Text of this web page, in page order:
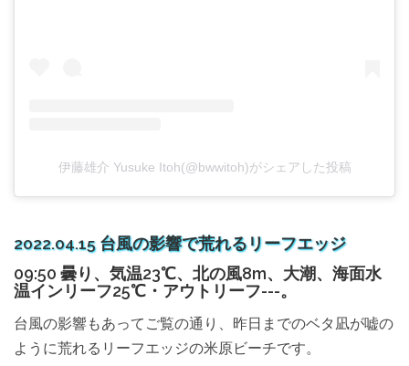
伊藤雄介 Yusuke Itoh(@bwwitoh)がシェアした投稿
2022.04.15 台風の影響で荒れるリーフエッジ
09:50 曇り、気温23℃、北の風8m、大潮、海面水
温インリーフ25℃・アウトリーフ---。
台風の影響もあってご覧の通り、昨日までのベタ凪が嘘の
ように荒れるリーフエッジの米原ビーチです。